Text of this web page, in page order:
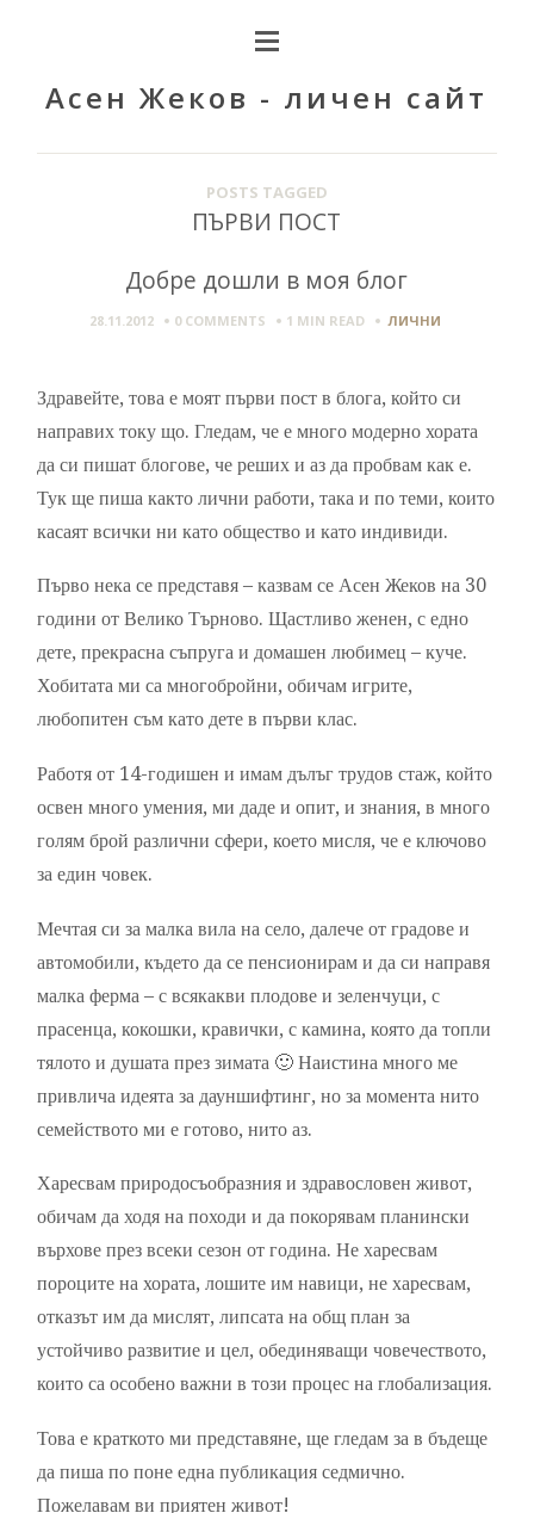
Асен Жеков - личен сайт
POSTS TAGGED
ПЪРВИ ПОСТ
Добре дошли в моя блог
28.11.2012 0 COMMENTS 1 MIN READ ЛИЧНИ
Здравейте, това е моят първи пост в блога, който си
направих току що. Гледам, че е много модерно хората
да си пишат блогове, че реших и аз да пробвам как е.
Тук ще пиша както лични работи, така и по теми, които
касаят всички ни като общество и като индивиди.
Първо нека се представя – казвам се Асен Жеков на 30
години от Велико Търново. Щастливо женен, с едно
дете, прекрасна съпруга и домашен любимец – куче.
Хобитата ми са многобройни, обичам игрите,
любопитен съм като дете в първи клас.
Работя от 14-годишен и имам дълъг трудов стаж, който
освен много умения, ми даде и опит, и знания, в много
голям брой различни сфери, което мисля, че е ключово
за един човек.
Мечтая си за малка вила на село, далече от градове и
автомобили, където да се пенсионирам и да си направя
малка ферма – с всякакви плодове и зеленчуци, с
прасенца, кокошки, кравички, с камина, която да топли
тялото и душата през зимата 🙂 Наистина много ме
привлича идеята за дауншифтинг, но за момента нито
семейството ми е готово, нито аз.
Харесвам природосъобразния и здравословен живот,
обичам да ходя на походи и да покорявам планински
върхове през всеки сезон от година. Не харесвам
пороците на хората, лошите им навици, не харесвам,
отказът им да мислят, липсата на общ план за
устойчиво развитие и цел, обединяващи човечеството,
които са особено важни в този процес на глобализация.
Това е краткото ми представяне, ще гледам за в бъдеще
да пиша по поне една публикация седмично.
Пожелавам ви приятен живот!